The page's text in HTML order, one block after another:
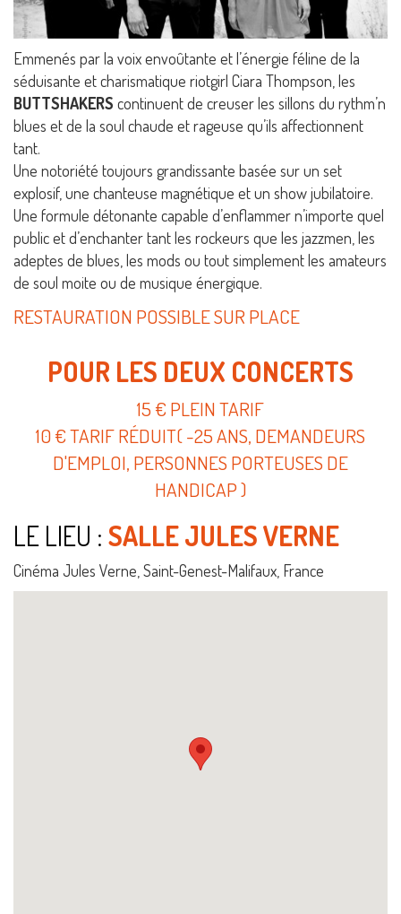
Emmenés par la voix envoûtante et l’énergie féline de la
séduisante et charismatique riotgirl Ciara Thompson, les
BUTTSHAKERS continuent de creuser les sillons du rythm’n
blues et de la soul chaude et rageuse qu’ils affectionnent
tant.
Une notoriété toujours grandissante basée sur un set
explosif, une chanteuse magnétique et un show jubilatoire.
Une formule détonante capable d’enflammer n’importe quel
public et d’enchanter tant les rockeurs que les jazzmen, les
adeptes de blues, les mods ou tout simplement les amateurs
de soul moite ou de musique énergique.
RESTAURATION POSSIBLE SUR PLACE
POUR LES DEUX CONCERTS
15 € PLEIN TARIF
10 € TARIF RÉDUIT( -25 ANS, DEMANDEURS
D'EMPLOI, PERSONNES PORTEUSES DE
HANDICAP )
LE LIEU : SALLE JULES VERNE
Cinéma Jules Verne, Saint-Genest-Malifaux, France